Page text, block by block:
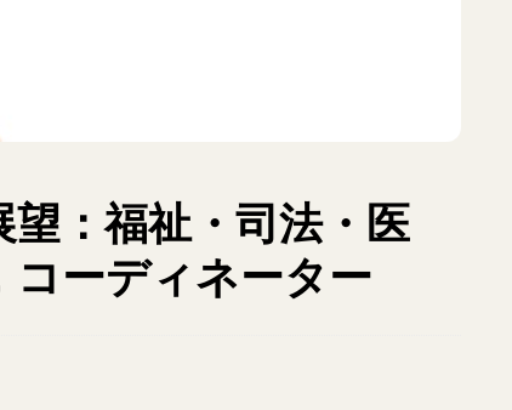
望：福祉・司法・医
コーディネーター